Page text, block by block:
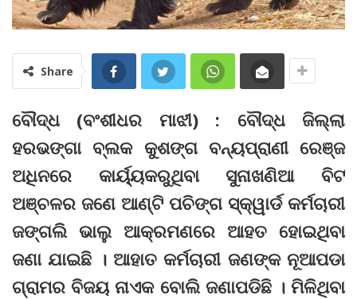
Share
ବୌଦ୍ଧ (ବଂଶୀଧର ମାଝୀ) : ବୌଦ୍ଧ ଜିଲ୍ଲା
ହରଭଙ୍ଗା ବ୍ଲକ କୁଶଙ୍ଗ ବନ୍ୟପ୍ରାଣୀ ରେଞ୍ଜ
ଅଧିନରେ କାର୍ୟ୍ୟକରୁଥିବା ସୁନାଖଣିଆ ବିଟ
ଅଞ୍ଚଳର ଜଣେ ଆଣ୍ଟି ପଚିଙ୍ଗ ସ୍କ୍ୱାର୍ଡ କର୍ମଚାରୀ
ଜଙ୍ଗଲି ଭାଲୁ ଆକ୍ରମଣରେ ଆହତ ହୋଇଥିବା
ଜଣା ଯାଇଛି । ଆହାତ କର୍ମଚାରୀ ଜଣଙ୍କ ନୂଆପଡା
ଗ୍ରାମର ବିଜୟ ନାଏକ ବୋଲି ଜଣାପଡିଛି । ମିଳିଥିବା